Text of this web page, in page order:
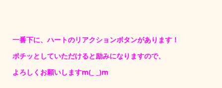
一番下に、ハートのリアクションボタンがあります！
ポチッとしていただけると励みになりますので、
よろしくお願いしますm(_ _)m